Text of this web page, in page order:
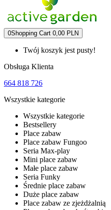
0Shopping Cart 0,00 PLN
Twój koszyk jest pusty!
Obsługa Klienta
664 818 726
Wszystkie kategorie
Wszystkie kategorie
Bestsellery
Place zabaw
Place zabaw Fungoo
Seria Max-play
Mini place zabaw
Małe place zabaw
Seria Funky
Średnie place zabaw
Duże place zabaw
Place zabaw ze zjeżdżalnią